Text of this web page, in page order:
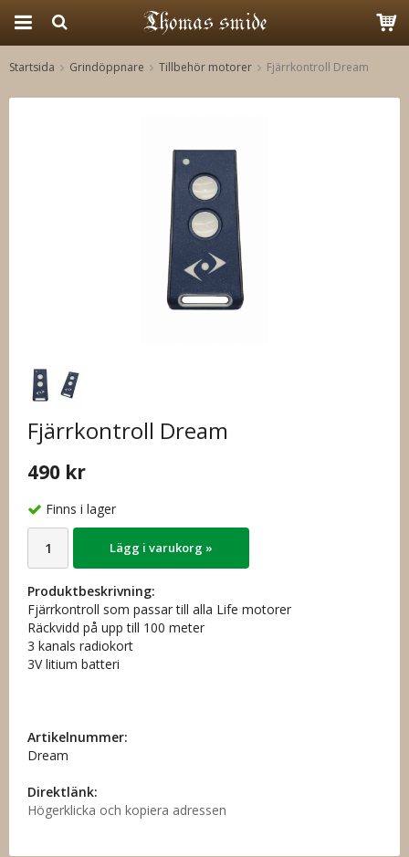
Startsida Grindöppnare Tillbehör motorer Fjärrkontroll Dream
Fjärrkontroll Dream
490 kr
Finns i lager
Lägg i varukorg »
Produktbeskrivning:
Fjärrkontroll som passar till alla Life motorer
Räckvidd på upp till 100 meter
3 kanals radiokort
3V litium batteri
Artikelnummer:
Dream
Direktlänk:
Högerklicka och kopiera adressen